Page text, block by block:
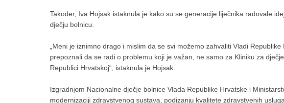
Također, Iva Hojsak istaknula je kako su se generacije liječnika radovale
dječju bolnicu.
„Meni je iznimno drago i mislim da se svi možemo zahvaliti Vladi
prepoznali da se radi o problemu koji je važan, ne samo za Kliniku za
Republici Hrvatskoj“, istaknula je Hojsak.
Izgradnjom Nacionalne dječje bolnice Vlada Republike Hrvatske i
modernizaciji zdravstvenog sustava, podizanju kvalitete zdravstvenih